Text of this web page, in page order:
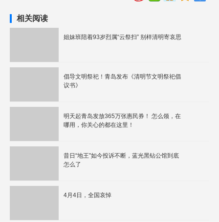
相关阅读
姐妹班陪着93岁烈属“云祭扫” 别样清明寄哀思
倡导文明祭祀！青岛发布《清明节文明祭祀倡
议书》
明天起青岛发放365万张惠民券！ 怎么领，在
哪用，你关心的都在这里！
昔日“地王”如今投诉不断，蓝光黑钻公馆到底
怎么了
4月4日，全国哀悼